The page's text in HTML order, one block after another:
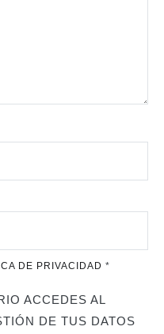
DE PRIVACIDAD *
ACCEDES AL
DE TUS DATOS